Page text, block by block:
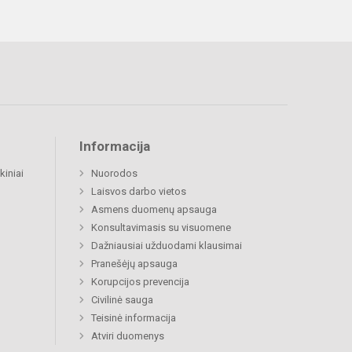
Informacija
Nuorodos
Laisvos darbo vietos
Asmens duomenų apsauga
Konsultavimasis su visuomene
Dažniausiai užduodami klausimai
Pranešėjų apsauga
Korupcijos prevencija
Civilinė sauga
Teisinė informacija
Atviri duomenys